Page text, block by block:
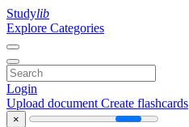
Studylib
Explore Categories
Login
Upload document Create flashcards
×